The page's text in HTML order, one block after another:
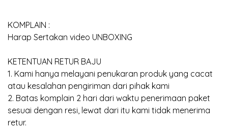
KOMPLAIN :
Harap Sertakan video UNBOXING
KETENTUAN RETUR BAJU
1. Kami hanya melayani penukaran produk yang cacat
atau kesalahan pengiriman dari pihak kami
2. Batas komplain 2 hari dari waktu penerimaan paket
sesuai dengan resi, lewat dari itu kami tidak menerima
retur.